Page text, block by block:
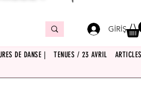
GİRİŞ
DE DANSE | TENUES / 23 AVRIL